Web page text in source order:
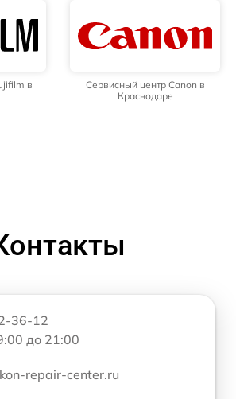
в
Сервисный центр Canon в
Краснодаре
36-12
до 21:00
repair-center.ru